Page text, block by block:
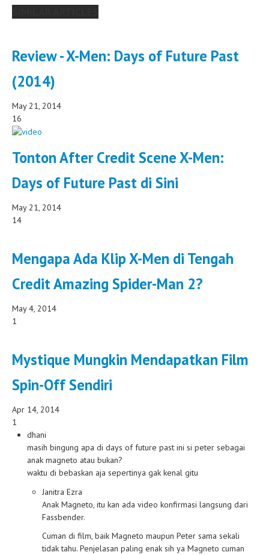
Review - X-Men: Days of Future Past
(2014)
May 21, 2014
16
Tonton After Credit Scene X-Men:
Days of Future Past di Sini
May 21, 2014
14
Mengapa Ada Klip X-Men di Tengah
Credit Amazing Spider-Man 2?
May 4, 2014
1
Mystique Mungkin Mendapatkan Film
Spin-Off Sendiri
Apr 14, 2014
1
dhani
masih bingung apa di days of future past ini si peter sebagai
anak magneto atau bukan?
waktu di bebaskan aja sepertinya gak kenal gitu
Janitra Ezra
Anak Magneto, itu kan ada video konfirmasi langsung dari
Fassbender.
Cuman di film, baik Magneto maupun Peter sama sekali
tidak tahu. Penjelasan paling enak sih ya Magneto cuman